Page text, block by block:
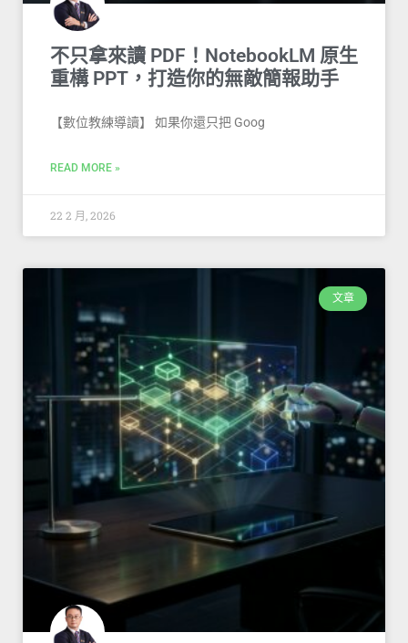
不只拿來讀 PDF！NotebookLM 原生
重構 PPT，打造你的無敵簡報助手
【數位教練導讀】 如果你還只把 Goog
READ MORE »
22 2 月, 2026
文章